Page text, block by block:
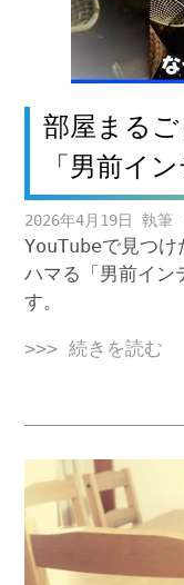
部屋まる
「男前イ
2026年4月19日
YouTubeで見つ
ハマる「男前イン
す。
>>> 続きを読む